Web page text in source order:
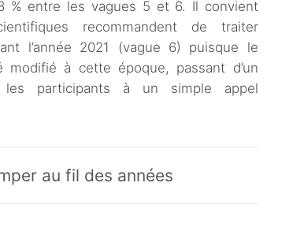
% entre les vagues 5 et 6. Il convient
recommandent de traiter
l’année 2021 (vague 6) puisque le
modifié à cette époque, passant d’un
les participants à un simple appel
au fil des années